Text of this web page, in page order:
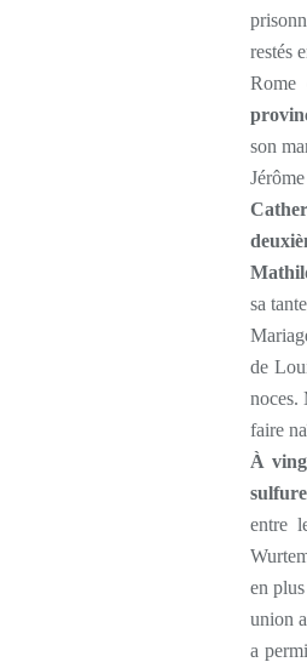
restés
Rome
son
sa
de
noces.
faire
À
entre
en
union
a